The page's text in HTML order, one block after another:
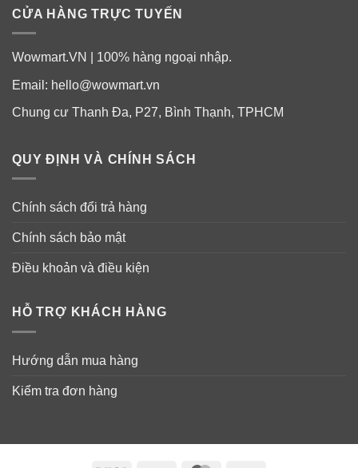
CỬA HÀNG TRỰC TUYẾN
Wowmart.VN | 100% hàng ngoại nhập.
Email: hello@wowmart.vn
Chung cư Thanh Đa, P27, Bình Thạnh, TPHCM
QUY ĐỊNH VÀ CHÍNH SÁCH
Chính sách đổi trả hàng
Chính sách bảo mật
Điều khoản và điều kiện
HỖ TRỢ KHÁCH HÀNG
Hướng dẫn mua hàng
Kiểm tra đơn hàng